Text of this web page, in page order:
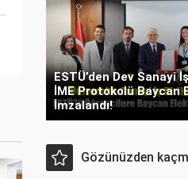
ESTÜ’den Dev Sanayi
İME Protokolü Baycan
İmzalandı!
Gözünüzden